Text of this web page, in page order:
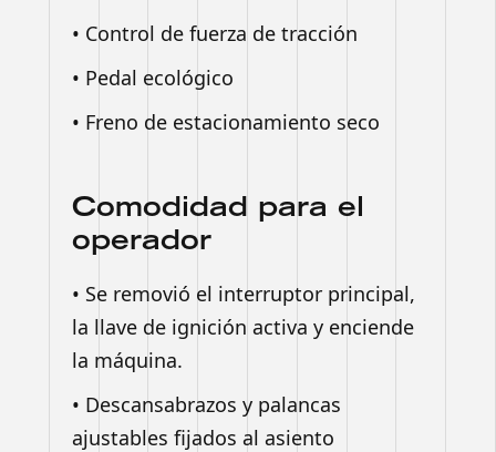
• Control de fuerza de tracción
• Pedal ecológico
• Freno de estacionamiento seco
Comodidad para el
operador
• Se removió el interruptor principal,
la llave de ignición activa y enciende
la máquina.
• Descansabrazos y palancas
ajustables fijados al asiento